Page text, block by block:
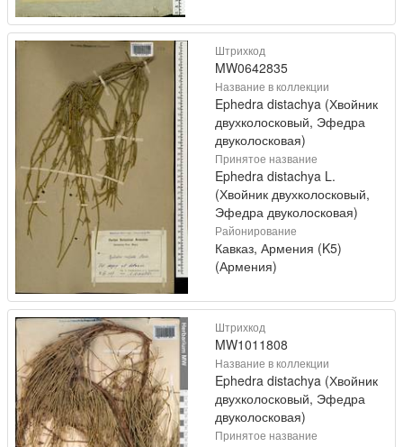
Штрихкод
MW0642835
Название в коллекции
Ephedra distachya (Хвойник
двухколосковый, Эфедра
двуколосковая)
Принятое название
Ephedra distachya L.
(Хвойник двухколосковый,
Эфедра двуколосковая)
Районирование
Кавказ, Армения (K5)
(Армения)
Штрихкод
MW1011808
Название в коллекции
Ephedra distachya (Хвойник
двухколосковый, Эфедра
двуколосковая)
Принятое название